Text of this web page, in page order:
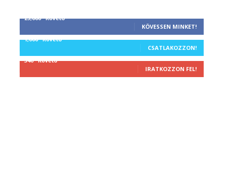
25,000 Követő
KÖVESSEN MINKET!
1,000 Követő
CSATLAKOZZON!
340 Követő
IRATKOZZON FEL!